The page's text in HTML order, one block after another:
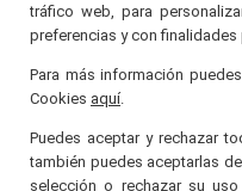
tráfico web, para
preferencias y con finalidades
Para más información
Cookies aquí
Puedes aceptar y rechazar
también puedes aceptarlas
selección o rechazar su